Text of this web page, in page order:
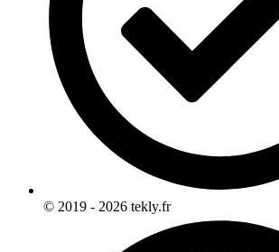
© 2019 - 2026 tekly.fr